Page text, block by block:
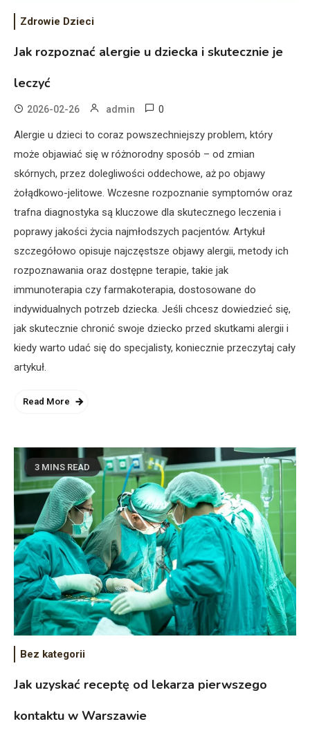
Zdrowie Dzieci
Jak rozpoznać alergie u dziecka i skutecznie je
leczyć
2026-02-26 admin 0
Alergie u dzieci to coraz powszechniejszy problem, który
może objawiać się w różnorodny sposób – od zmian
skórnych, przez dolegliwości oddechowe, aż po objawy
żołądkowo-jelitowe. Wczesne rozpoznanie symptomów oraz
trafna diagnostyka są kluczowe dla skutecznego leczenia i
poprawy jakości życia najmłodszych pacjentów. Artykuł
szczegółowo opisuje najczęstsze objawy alergii, metody ich
rozpoznawania oraz dostępne terapie, takie jak
immunoterapia czy farmakoterapia, dostosowane do
indywidualnych potrzeb dziecka. Jeśli chcesz dowiedzieć się,
jak skutecznie chronić swoje dziecko przed skutkami alergii i
kiedy warto udać się do specjalisty, koniecznie przeczytaj cały
artykuł.
Read More
3 MINS READ
Bez kategorii
Jak uzyskać receptę od lekarza pierwszego
kontaktu w Warszawie